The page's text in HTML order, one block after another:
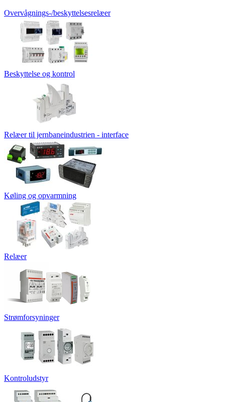
Overvågnings-/beskyttelsesrelæer
Beskyttelse og kontrol
Relæer til jernbaneindustrien - interface
Køling og opvarmning
Relæer
Strømforsyninger
Kontroludstyr